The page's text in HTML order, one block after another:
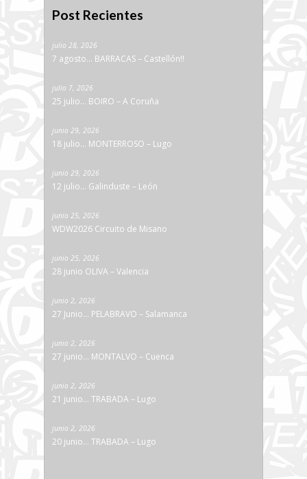
Post Recientes
julio 28, 2026
7 agosto… BARRACAS – Castellón!!
julio 7, 2026
25 julio… BOIRO – A Coruña
junio 29, 2026
18 julio… MONTERROSO – Lugo
junio 29, 2026
12 julio… Galinduste – León
junio 25, 2026
WDW2026 Circuito de Misano
junio 25, 2026
28 junio OLIVA – Valencia
junio 2, 2026
27 Junio… PELABRAVO – Salamanca
junio 2, 2026
27 junio… MONTALVO – Cuenca
junio 2, 2026
21 junio… TRABADA – Lugo
junio 2, 2026
20 junio… TRABADA – Lugo